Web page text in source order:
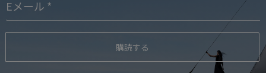
購読する